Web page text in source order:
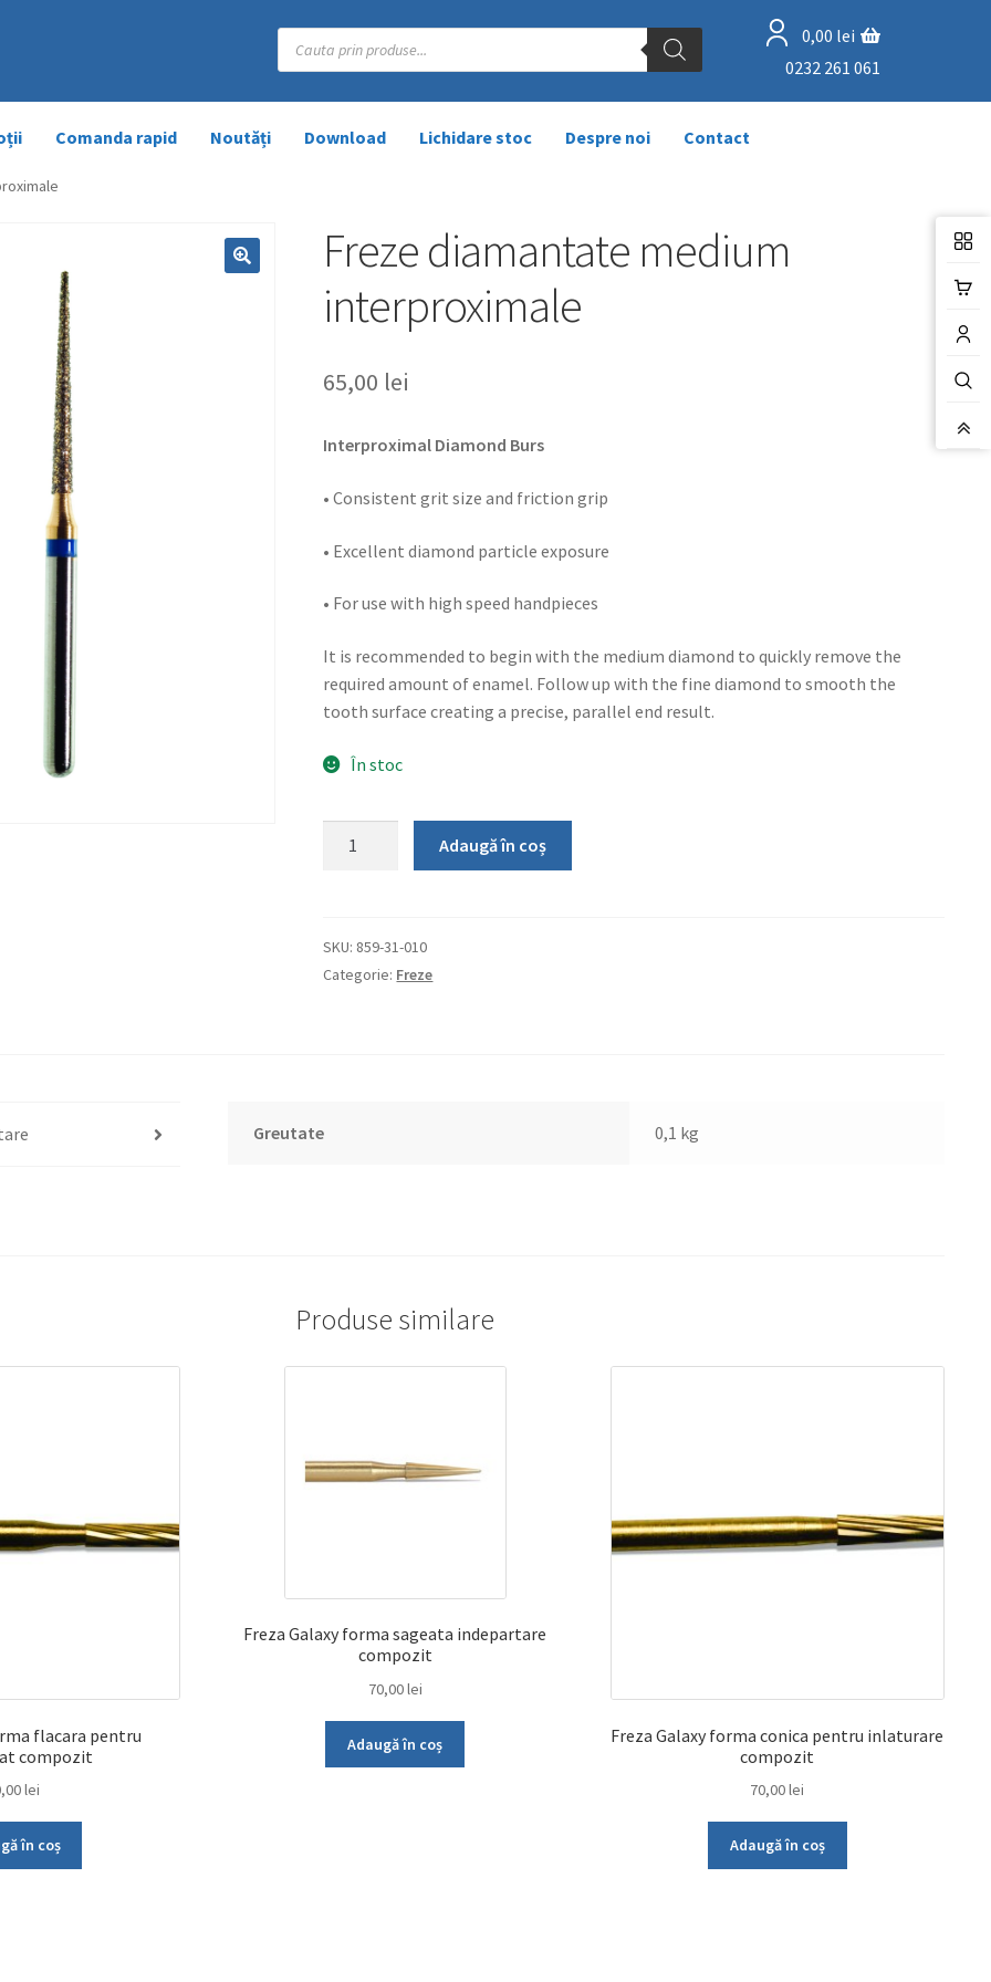
Products
search
0,00 lei
0232 261 061
Comanda rapid Noutăți Download Lichidare stoc Despre noi Contact
Freze diamantate medium
interproximale
65,00 lei
Interproximal Diamond Burs
• Consistent grit size and friction grip
• Excellent diamond particle exposure
• For use with high speed handpieces
It is recommended to begin with the medium diamond to quickly remove the
required amount of enamel. Follow up with the fine diamond to smooth the
tooth surface creating a precise, parallel end result.
În stoc
interproximale
Adaugă în coș
SKU: 859-31-010
Categorie: Freze
Greutate 0,1 kg
Produse similare
flacara pentru
compozit
lei
în coș
Freza Galaxy forma sageata indepartare
compozit
70,00lei
Adaugă în coș
Freza Galaxy forma conica pentru inlaturare
compozit
70,00lei
Adaugă în coș